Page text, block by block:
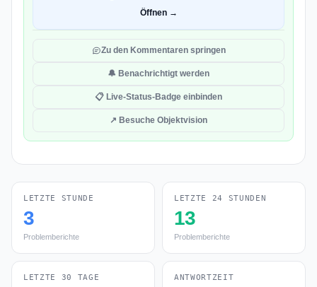
Öffnen →
Zu den Kommentaren springen
🔔 Benachrichtigt werden
📋 Live-Status-Badge einbinden
↗ Besuche Objektvision
LETZTE STUNDE
3
Problemberichte
LETZTE 24 STUNDEN
13
Problemberichte
LETZTE 30 TAGE ANTWORTZEIT